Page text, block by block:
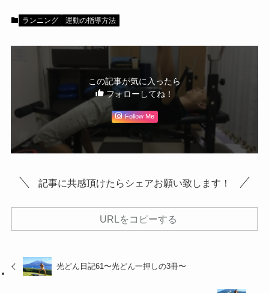
ランニング 運動の指導方法
この記事が気に入ったら
フォローしてね！
Follow Me
記事に共感頂けたらシェアお願い致します！
URLをコピーする
光どん日記61〜光どん一押しの3冊〜